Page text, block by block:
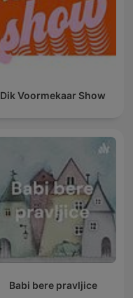
Dik Voormekaar Show
Babi bere pravljice